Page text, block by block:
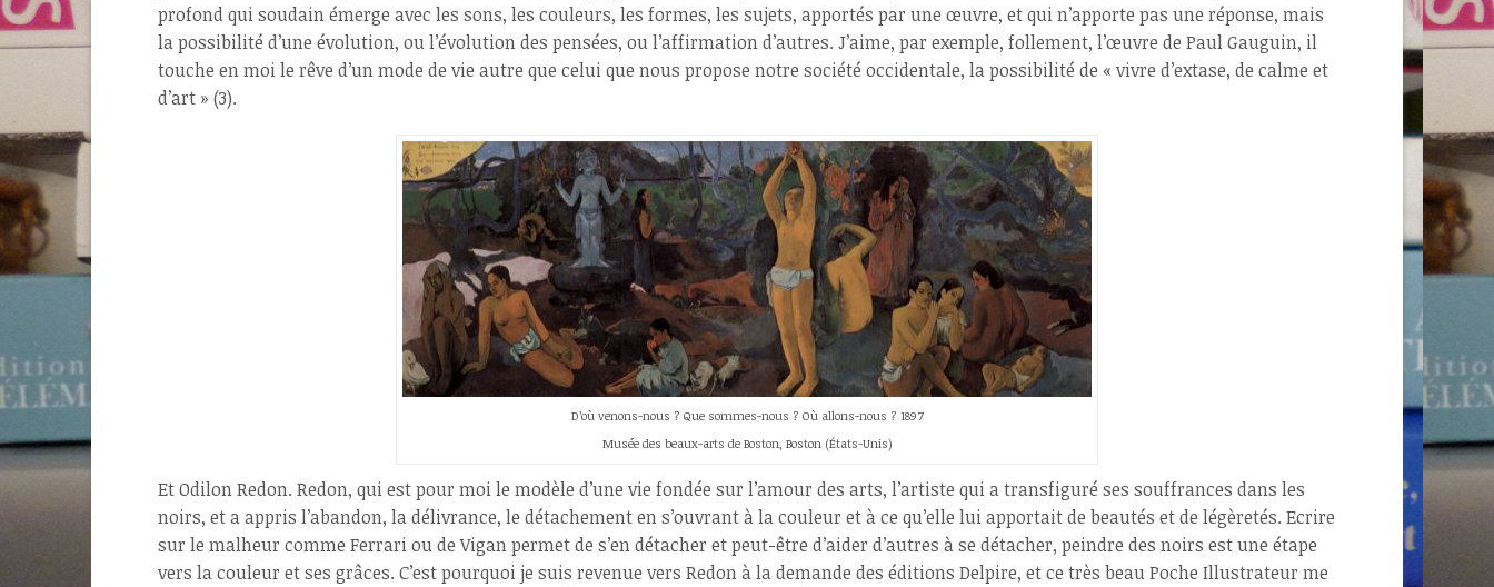
profond qui soudain émerge avec les sons, les couleurs, les formes, les sujets, apportés par une œuvre, et qui n’apporte pas une réponse, mais
la possibilité d’une évolution, ou l’évolution des pensées, ou l’affirmation d’autres. J’aime, par exemple, follement, l’œuvre de Paul Gauguin, il
touche en moi le rêve d’un mode de vie autre que celui que nous propose notre société occidentale, la possibilité de « vivre d’extase, de calme et
d’art » (3).
D’où venons-nous ? Que sommes-nous ? Où allons-nous ? 1897
Musée des beaux-arts de Boston, Boston (États-Unis)
Et OdilonRedon. Redon, qui est pour moi le modèle d’une vie fondée sur l’amour des arts, l’artiste qui a transfiguré ses souffrances dans les
noirs, et a appris l’abandon, la délivrance, le détachement en s’ouvrant à la couleur et à ce qu’elle lui apportait de beautés et de légèretés. Ecrire
sur le malheur comme Ferrari ou de Vigan permet de s’en détacher et peut-être d’aider d’autres à se détacher, peindre des noirs est une étape
vers la couleur et ses grâces. C’est pourquoi je suis revenue vers Redon à la demande des éditions Delpire, et ce très beau Poche Illustrateur me